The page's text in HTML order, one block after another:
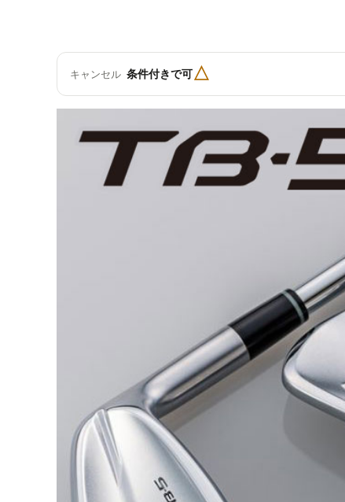
キャンセル 条件付きで可△